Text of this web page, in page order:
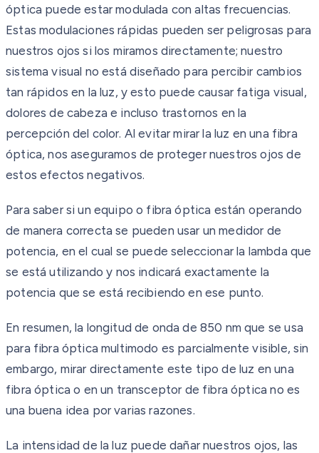
óptica puede estar modulada con altas frecuencias.
Estas modulaciones rápidas pueden ser peligrosas para
nuestros ojos si los miramos directamente; nuestro
sistema visual no está diseñado para percibir cambios
tan rápidos en la luz, y esto puede causar fatiga visual,
dolores de cabeza e incluso trastornos en la
percepción del color. Al evitar mirar la luz en una fibra
óptica, nos aseguramos de proteger nuestros ojos de
estos efectos negativos.
Para saber si un equipo o fibra óptica están operando
de manera correcta se pueden usar un medidor de
potencia, en el cual se puede seleccionar la lambda que
se está utilizando y nos indicará exactamente la
potencia que se está recibiendo en ese punto.
En resumen, la longitud de onda de 850 nm que se usa
para fibra óptica multimodo es parcialmente visible, sin
embargo, mirar directamente este tipo de luz en una
fibra óptica o en un transceptor de fibra óptica no es
una buena idea por varias razones.
La intensidad de la luz puede dañar nuestros ojos, las